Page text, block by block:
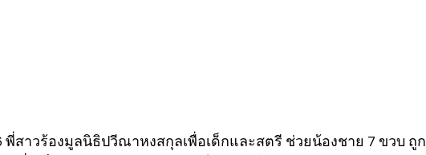
พี่สาวร้องมูลนิธิปวีณาหงสกุลเพื่อเด็กและสตรี ช่วยน้องชาย 7 ขวบ ถูก